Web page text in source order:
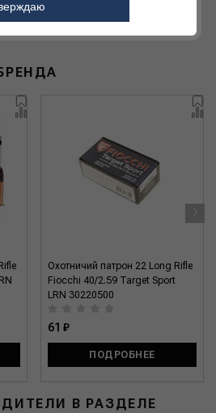
Охотничий патрон 22 Long Rifle
Fiocchi 40/2.59 Target Sport
LRN 30220500
61 ₽
ПОДРОБНЕЕ
›
В РАЗДЕЛЕ